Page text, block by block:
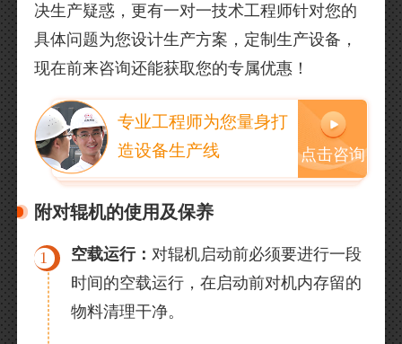
决生产疑惑，更有一对一技术工程师针对您的
具体问题为您设计生产方案，定制生产设备，
现在前来咨询还能获取您的专属优惠！
专业工程师为您量身打
造设备生产线
点击咨询
附对辊机的使用及保养
1 空载运行： 对辊机启动前必须要进行一段
时间的空载运行，在启动前对机内存留的
物料清理干净。